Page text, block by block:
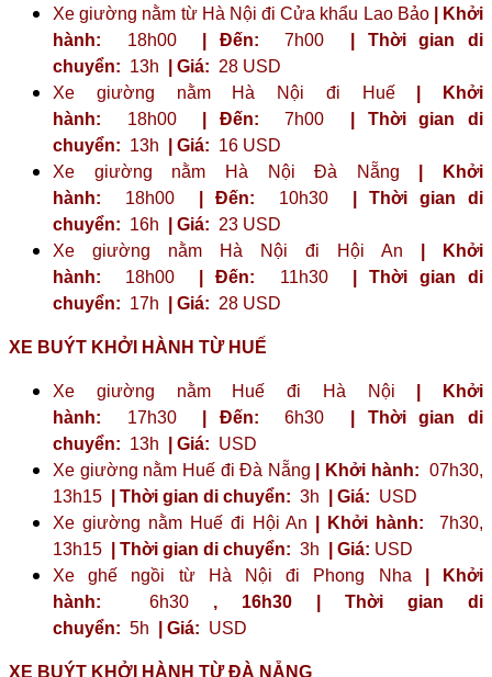
Xe giường nằm từ Hà Nội đi Cửa khẩu Lao Bảo
| Khởi
hành: 18h00 | Đến: 7h00
| Thời gian di
chuyển: 13h | Giá: 28 USD
Xe giường nằm Hà Nội đi Huế
| Khởi
hành: 18h00 | Đến: 7h00
| Thời gian di
chuyển: 13h | Giá: 16 USD
Xe giường nằm Hà Nội Đà Nẵng
| Khởi
hành: 18h00 | Đến: 10h30
| Thời gian di
chuyển: 16h | Giá: 23 ​​USD
Xe giường nằm Hà Nội đi Hội An
| Khởi
hành: 18h00 | Đến: 11h30
| Thời gian di
chuyển: 17h | Giá: 28 USD
XE BUÝT KHỞI HÀNH TỪ HUẾ
Xe giường nằm Huế đi Hà Nội
| Khởi
hành: 17h30 | Đến: 6h30
| Thời gian di
chuyển: 13h | Giá: USD
Xe giường nằm Huế đi Đà Nẵng
| Khởi hành: 07h30,
13h15
| Thời gian di chuyển: 3h | Giá: USD
Xe giường nằm Huế đi Hội An
| Khởi hành: 7h30,
13h15
| Thời gian di chuyển: 3h | Giá: USD
Xe ghế ngồi từ Hà Nội đi Phong Nha
| Khởi
hành: 6h30 , 16h30
| Thời gian di
chuyển: 5h | Giá: USD
XE BUÝT KHỞI HÀNH TỪ ĐÀ NẴNG